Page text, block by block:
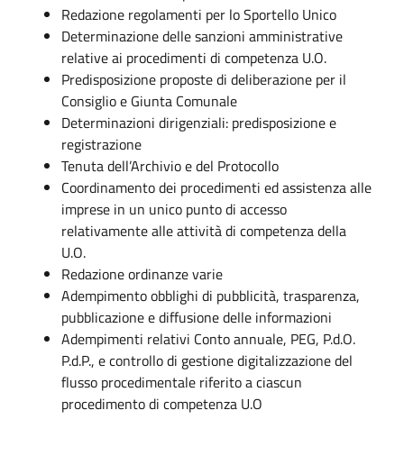
Redazione regolamenti per lo Sportello Unico
Determinazione delle sanzioni amministrative
relative ai procedimenti di competenza U.O.
Predisposizione proposte di deliberazione per il
Consiglio e Giunta Comunale
Determinazioni dirigenziali: predisposizione e
registrazione
Tenuta dell’Archivio e del Protocollo
Coordinamento dei procedimenti ed assistenza alle
imprese in un unico punto di accesso
relativamente alle attività di competenza della
U.O.
Redazione ordinanze varie
Adempimento obblighi di pubblicità, trasparenza,
pubblicazione e diffusione delle informazioni
Adempimenti relativi Conto annuale, PEG, P.d.O.
P.d.P., e controllo di gestione digitalizzazione del
flusso procedimentale riferito a ciascun
procedimento di competenza U.O